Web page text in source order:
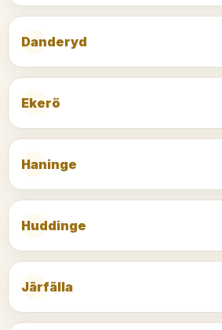
Danderyd
Ekerö
Haninge
Huddinge
Järfälla